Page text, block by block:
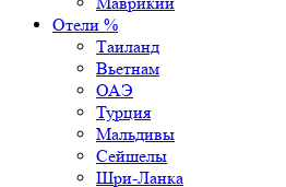
Отели %
Таиланд
Вьетнам
ОАЭ
Турция
Мальдивы
Сейшелы
Шри-Ланка